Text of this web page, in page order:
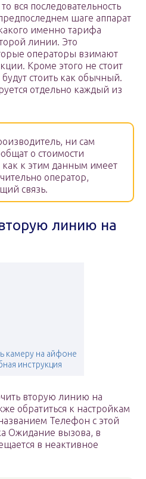
вся последовательность
шаге аппарат
именно тарифа
линии. Это
операторы взимают
Кроме этого не стоит
стоить как обычный.
отдельно каждый из
ни сам
о стоимости
к этим данным имеет
оператор,
связь.
линию на
камеру на айфоне
инструкция
вторую линию на
обратиться к настройкам
Телефон с этой
Ожидание вызова, в
в неактивное